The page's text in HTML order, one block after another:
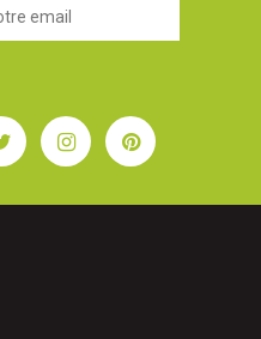
TwitterInstagramPinterest